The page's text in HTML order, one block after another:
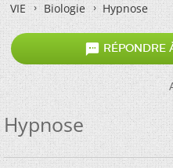
VIE
Biologie Hypnose
 RÉPONDRE
Hypnose